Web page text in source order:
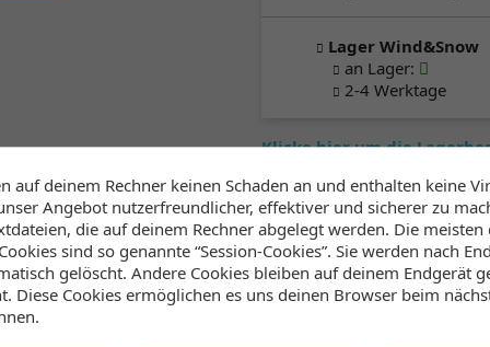
Lager Wind&Snow
an Lager:
2-4 Werktage
Klicke hier um die
Lagerbestand
cooles Wakeboarden gemacht. Diese Weste hat die
an- und ausziehen kann. Sie hat Clash-
Lock sorgt für noch mehr Sicherheit und hält die Weste
auf deinem Rechner keinen Schaden an und enthalten keine
Angebot nutzerfreundlicher, effektiver und sicherer zu
die auf deinem Rechner abgelegt werden. Die
sind so genannte “Session-Cookies”. Sie werden nach
gelöscht. Andere Cookies bleiben auf deinem Endgerät
Diese Cookies ermöglichen es uns deinen Browser beim